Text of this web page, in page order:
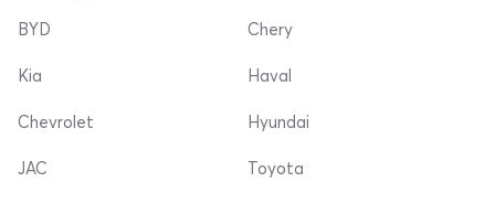
BYD
Kia
Chevrolet
Chery
Haval
Hyundai
JAC Toyota